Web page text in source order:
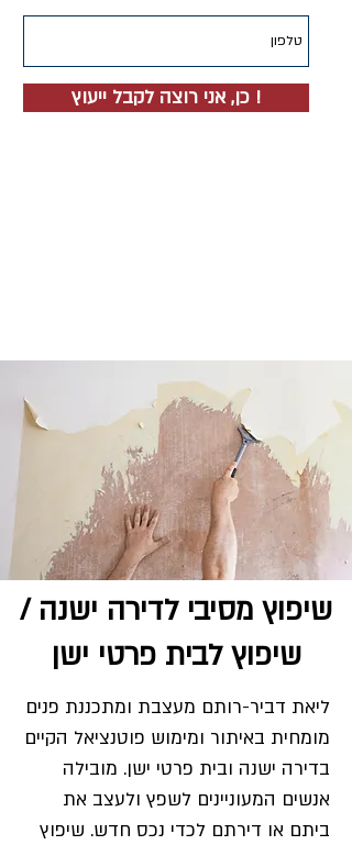
כן, אני רוצה לקבל ייעוץ !
שיפוץ מסיבי לדירה ישנה /
שיפוץ לבית פרטי ישן
ליאת דביר-רותם מעצבת ומתכננת פנים
מומחית באיתור ומימוש פוטנציאל הקיים
בדירה ישנה ובית פרטי ישן. מובילה
אנשים המעוניינים לשפץ ולעצב את
ביתם או דירתם לכדי נכס חדש. שיפוץ